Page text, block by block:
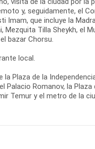
y, seguidamente, el
Imam, que incluye la
Mezquita Tilla Sheykh, el
bazar Chorsu.
local.
la Plaza de la
Palacio Romanov, la Plaza
Temur y el metro de la